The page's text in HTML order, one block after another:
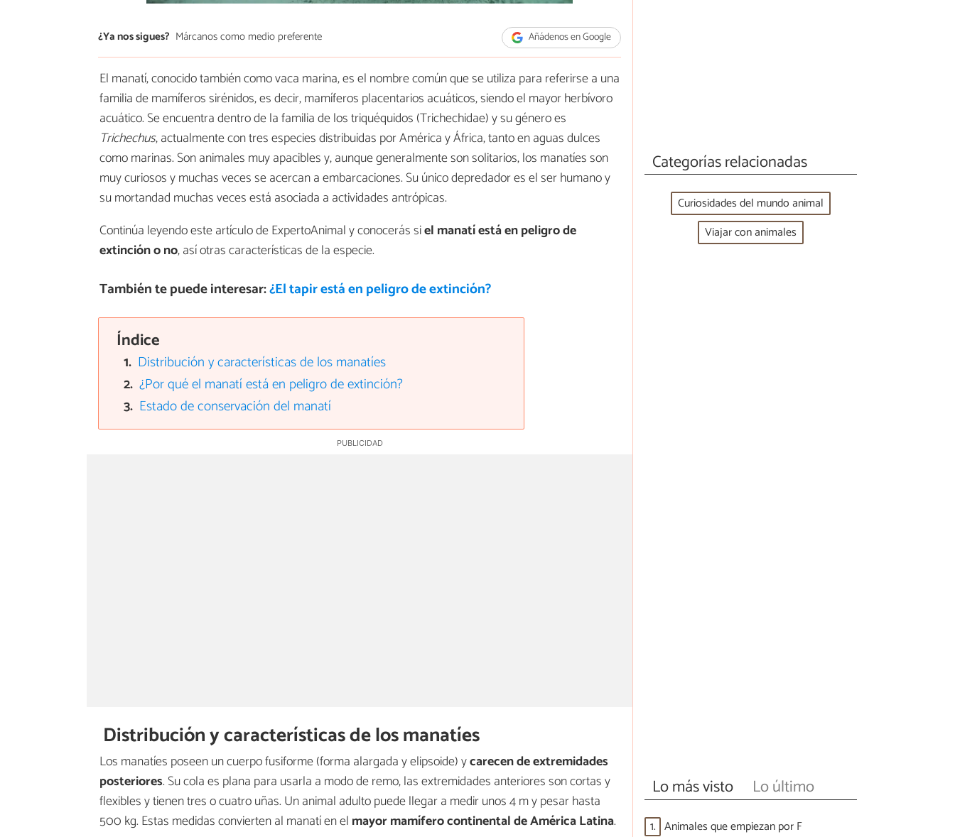
¿Ya nos sigues? Márcanos como medio preferente Añádenos en Google
El manatí, conocido también como vaca marina, es el nombre común que se utiliza para referirse a una
familia de mamíferos sirénidos, es decir, mamíferos placentarios acuáticos, siendo el mayor herbívoro
acuático. Se encuentra dentro de la familia de los triquéquidos (Trichechidae) y su género es
Trichechus, actualmente con tres especies distribuidas por América y África, tanto en aguas dulces
como marinas. Son animales muy apacibles y, aunque generalmente son solitarios, los manatíes son
muy curiosos y muchas veces se acercan a embarcaciones. Su único depredador es el ser humano y
su mortandad muchas veces está asociada a actividades antrópicas.
Continúa leyendo este artículo de ExpertoAnimal y conocerás siel manatí está en peligro de
extinción o no, así otras características de la especie.
También te puede interesar:¿El tapir está en peligro de extinción?
Índice
Distribución y características de los manatíes
¿Por qué el manatí está en peligro de extinción?
Estado de conservación del manatí
Distribución y características de los manatíes
Los manatíes poseen un cuerpo fusiforme (forma alargada y elipsoide) ycarecen de extremidades
posteriores. Su cola es plana para usarla a modo de remo, las extremidades anteriores son cortas y
flexibles y tienen tres o cuatro uñas. Un animal adulto puede llegar a medir unos 4 m y pesar hasta
500 kg. Estas medidas convierten al manatí en el mayor mamífero continental de América Latina.
Categorías relacionadas
Curiosidades del mundo animal
Viajar con animales
Lo más visto Lo último
1. Animales que empiezan por F